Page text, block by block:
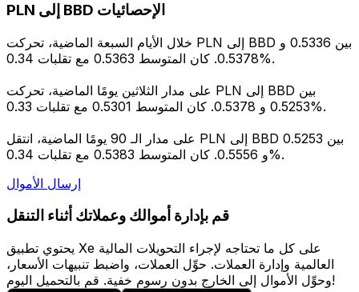
PLN إلى BBD الإحصائيات
خلال الأيام السبعة الماضية، تحركت PLN إلى BBD بين 0.5336 و
0.5378. كان المتوسط 0.5363 مع تقلبات 0.34%.
على مدار الثلاثين يومًا الماضية، تحركت PLN إلى BBD بين
0.5253 و 0.5378. كان المتوسط 0.5301 مع تقلبات 0.33%.
على مدار الـ 90 يومًا الماضية، انتقل PLN إلى BBD بين 0.5253
و 0.5556. كان المتوسط 0.5383 مع تقلبات 0.34%.
إرسال الأموال
قم بإدارة أموالك وعملاتك أثناء التنقل
يحتوي تطبيق Xe على كل ما تحتاجه لإجراء التحويلات المالية
العالمية وإدارة العملات. حوِّل العملات، واضبط تنبيهات الأسعار،
وحوِّل الأموال إلى الخارج بدون رسوم خفية. قم بالتحميل اليوم!